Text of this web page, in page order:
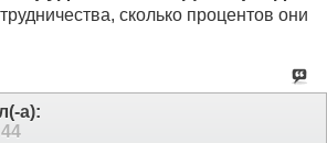
сколько процентов они
а):